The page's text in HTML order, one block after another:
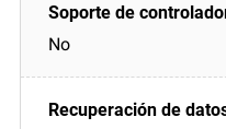
No